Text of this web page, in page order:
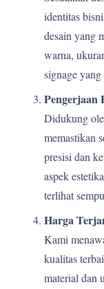
identitas
desain yang
warna,
signage
Pengerjaan
Didukung
memastikan
presisi dan
aspek
terlihat
Harga
Kami
kualitas
material dan